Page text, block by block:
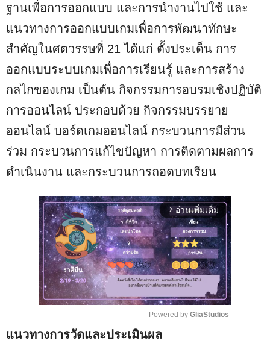
ฐานเพื่อการออกแบบ และการนำงานไปใช้ และ
แนวทางการออกแบบเกมเพื่อการพัฒนาทักษะ
สำคัญในศตวรรษที่ 21 ได้แก่ ตั้งประเด็น การ
ออกแบบระบบเกมเพื่อการเรียนรู้ และการสร้าง
กลไกของเกม เป็นต้น กิจกรรมการอบรมเชิงปฏิบัติ
การออนไลน์ ประกอบด้วย กิจกรรมบรรยาย
ออนไลน์ บอร์ดเกมออนไลน์ กระบวนการมีส่วน
ร่วม กระบวนการแก้ไขปัญหา การติดตามผลการ
ดำเนินงาน และกระบวนการถอดบทเรียน
arrow_forward_ios อ่านเพิ่มเติม
Powered by GliaStudios
แนวทางการวัดและประเมินผล